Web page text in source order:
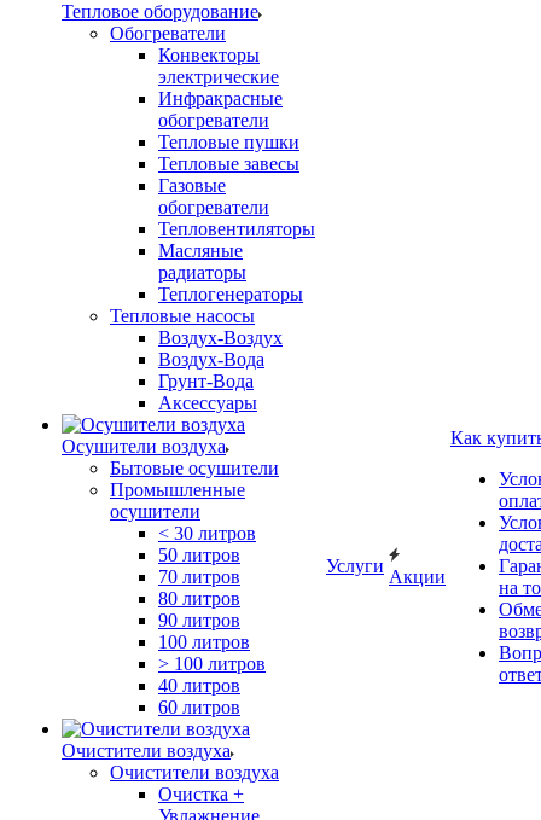
Тепловое оборудование
Обогреватели
Конвекторы
электрические
Инфракрасные
обогреватели
Тепловые пушки
Тепловые завесы
Газовые
обогреватели
Тепловентиляторы
Масляные
радиаторы
Теплогенераторы
Тепловые насосы
Воздух-Воздух
Воздух-Вода
Грунт-Вода
Аксессуары
Осушители воздуха
Бытовые осушители
Промышленные
осушители
< 30 литров
50 литров
70 литров
80 литров
90 литров
100 литров
> 100 литров
40 литров
60 литров
Очистители воздуха
Очистители воздуха
Очистка +
Увлажнение
Услуги
Акции
Как
на